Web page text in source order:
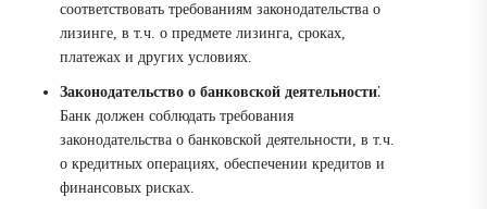
соответствовать требованиям законодательства о
лизинге, в т.ч. о предмете лизинга, сроках,
платежах и других условиях.
Законодательство о банковской деятельности⁚
Банк должен соблюдать требования
законодательства о банковской деятельности, в т.ч.
о кредитных операциях, обеспечении кредитов и
финансовых рисках.